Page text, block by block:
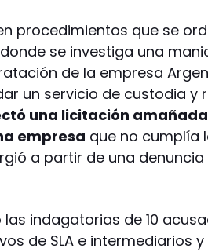
procedimientos que se
se investiga una
de la empresa
un servicio de custodia y
una licitación
empresa que no cumplía
a partir de una denuncia
indagatorias de 10
de SLA e intermediarios